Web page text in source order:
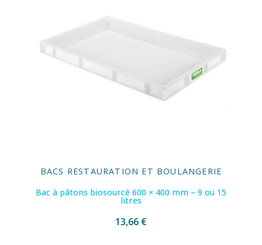
BACS RESTAURATION ET BOULANGERIE
Bac à pâtons biosourcé 600 × 400 mm – 9 ou 15
litres
13,66 €